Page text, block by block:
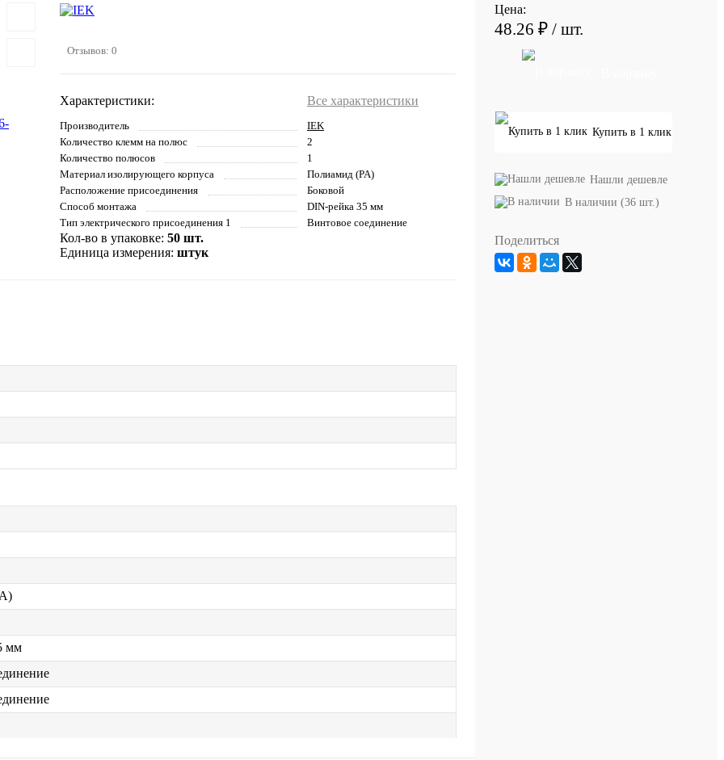
Отзывов: 0
Характеристики: Все характеристики
Производитель
IEK
Количество клемм на полюс
2
Количество полюсов
1
Материал изолирующего корпуса
Полиамид (PA)
Расположение присоединения
Боковой
Способ монтажа
DIN-рейка 35 мм
Тип электрического присоединения 1
Винтовое соединение
Кол-во в упаковке: 50 шт.
Единица измерения: штук
мм
Цена:
48.26 ₽ / шт.
Купить в 1 клик
Нашли дешевле
В наличии (36 шт.)
Поделиться